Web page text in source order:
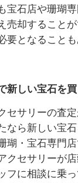
宝石店や珊瑚
売却すること
要となることも
新しい宝石を
セサリーの査
なら新しい宝
瑚・宝石専門
クセサリーが
フに相談に乗